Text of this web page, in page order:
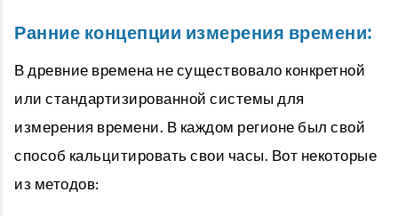
Ранние концепции измерения времени:
В древние времена не существовало конкретной
или стандартизированной системы для
измерения времени. В каждом регионе был свой
способ кальцитировать свои часы. Вот некоторые
из методов: